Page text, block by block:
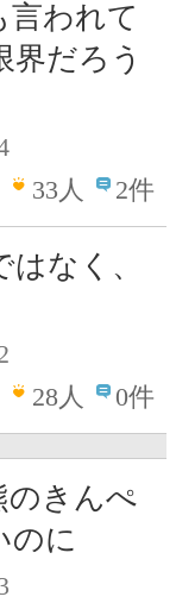
言われて
界だろう
33人 2件
なく、
28人 0件
のきんぺ
のに